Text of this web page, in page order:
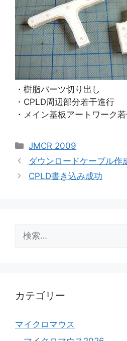
・樹脂パーツ切り出し
・CPLD周辺部分若干進行
・メイン基板アートワーク
カ
テ
ゴ
リ
JMCR 2009
ダウンロードケーブル作
CPLD書き込み成功
索:
カテゴリー
マイクロマウス